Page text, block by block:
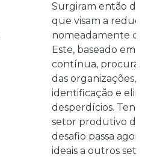
Surgiram então
que visam a
nomeadamente o
Este, baseado em
contínua, procura
das organizações,
identificação e
desperdícios.
setor produtivo
desafio passa
ideais a outros